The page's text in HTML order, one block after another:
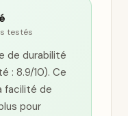
testés
de durabilité
: 8.9/10). Ce
facilité de
pour